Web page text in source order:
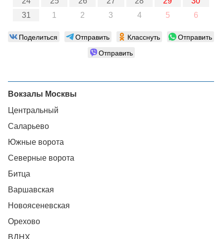
31
1 2 3 4 5 6
Поделиться Отправить Класснуть
Отправить
Отправить
Вокзалы Москвы
Центральный
Саларьево
Южные ворота
Северные ворота
Битца
Варшавская
Новоясеневская
Орехово
ВДНХ